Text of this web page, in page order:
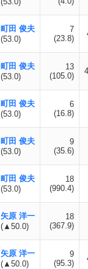
町田 俊夫
(53.0)
7
(23.8)
町田 俊夫
(53.0)
13
(105.0)
町田 俊夫
(53.0)
6
(16.8)
町田 俊夫
(53.0)
9
(35.6)
町田 俊夫
(53.0)
18
(990.4)
矢原 洋一
(▲50.0)
18
(367.9)
矢原 洋一
(▲50.0)
9
(95.3)